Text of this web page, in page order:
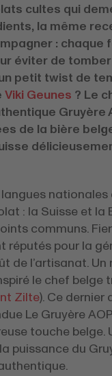
cultes qui
la même
: chaque
éviter de
petit twist de
Viki Geunes ? Le
Gruyère
de la bière
nationales
: la Suisse et la
communs.
réputés pour la
de l’artisanat. Un
le chef belge
Zilte). Ce dernier
Le Gruyère
touche belge.
puissance du